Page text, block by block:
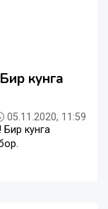
кунга
05.11.2020, 11:59
кунга